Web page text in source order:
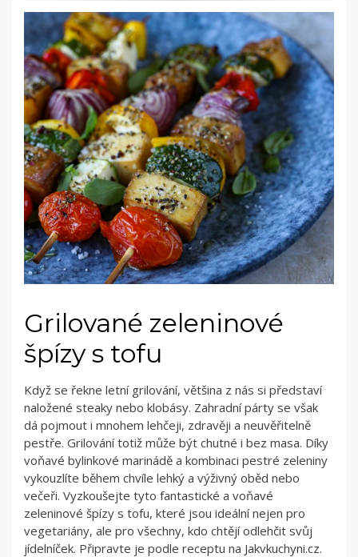
Grilované zeleninové
špízy s tofu
Když se řekne letní grilování, většina z nás si představí
naložené steaky nebo klobásy. Zahradní párty se však
dá pojmout i mnohem lehčeji, zdravěji a neuvěřitelně
pestře. Grilování totiž může být chutné i bez masa. Díky
voňavé bylinkové marinádě a kombinaci pestré zeleniny
vykouzlíte během chvíle lehký a výživný oběd nebo
večeři. Vyzkoušejte tyto fantastické a voňavé
zeleninové špízy s tofu, které jsou ideální nejen pro
vegetariány, ale pro všechny, kdo chtějí odlehčit svůj
jídelníček. Připravte je podle receptu na Jakvkuchyni.cz.